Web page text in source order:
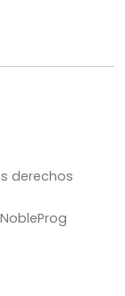
derechos